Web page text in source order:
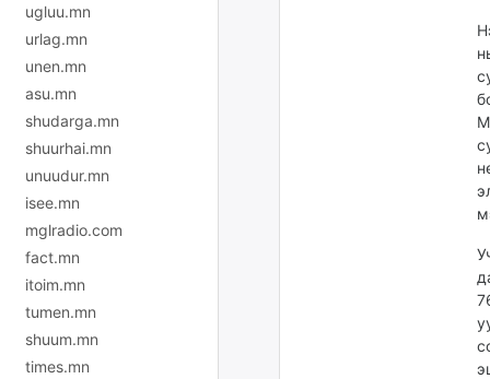
ugluu.mn
urlag.mn
unen.mn
asu.mn
shudarga.mn
shuurhai.mn
unuudur.mn
isee.mn
mglradio.com
fact.mn
itoim.mn
tumen.mn
shuum.mn
times.mn